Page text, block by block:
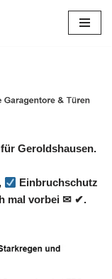
Geroldshausen.
Einbruchschutz
mal vorbei ✉ ✔.